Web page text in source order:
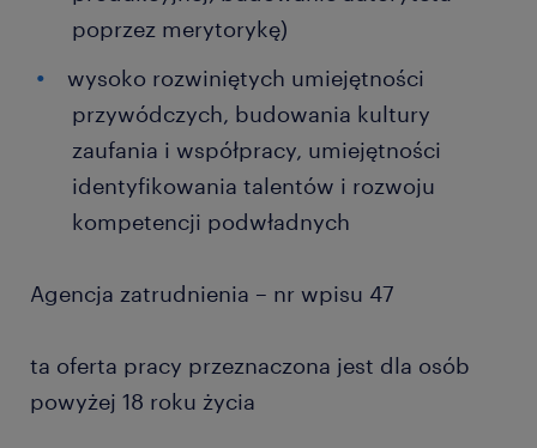
poprzez merytorykę)
wysoko rozwiniętych umiejętności
przywódczych, budowania kultury
zaufania i współpracy, umiejętności
identyfikowania talentów i rozwoju
kompetencji podwładnych
Agencja zatrudnienia – nr wpisu 47
ta oferta pracy przeznaczona jest dla osób
powyżej 18 roku życia